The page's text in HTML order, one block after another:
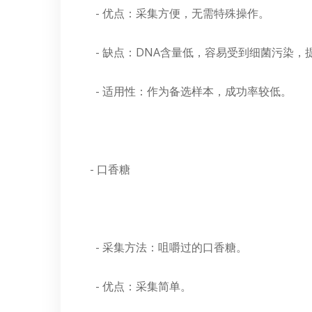
- 优点：采集方便，无需特殊操作。
- 缺点：DNA含量低，容易受到细菌污染，
- 适用性：作为备选样本，成功率较低。
- 口香糖
- 采集方法：咀嚼过的口香糖。
- 优点：采集简单。